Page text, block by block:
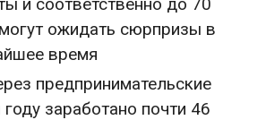
ожидать сюрпризы в
время
предпринимательские
заработано почти 46